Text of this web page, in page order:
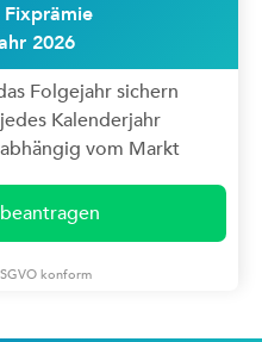
2026
Folgejahr sichern
Kalenderjahr
vom Markt
konform